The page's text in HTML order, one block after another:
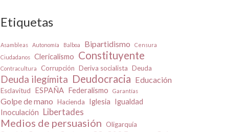
Etiquetas
Asambleas Autonomía Balboa Bipartidismo
Censura
Ciudadanos
Clericalismo Constituyente
Contracultura Corrupción Deriva socialista Deuda
Deuda ilegímita Deudocracia Educación
Esclavitud ESPAÑA Federalismo Garantías
Golpe de mano Hacienda Iglesia Igualdad
Inoculación Libertades
Medios de persuasión Oligarquía